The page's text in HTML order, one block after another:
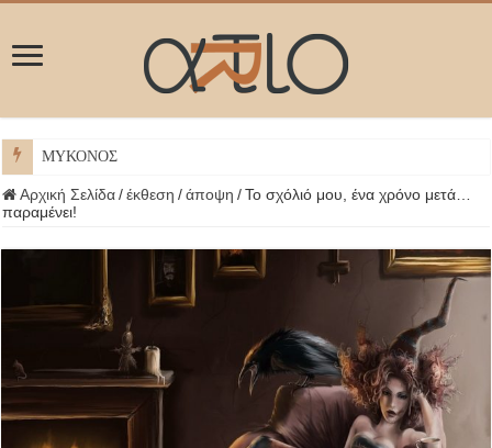
ΜΥΚΟΝΟΣ
Αρχική Σελίδα / έκθεση / άποψη / Το σχόλιό μου, ένα χρόνο μετά…
παραμένει!